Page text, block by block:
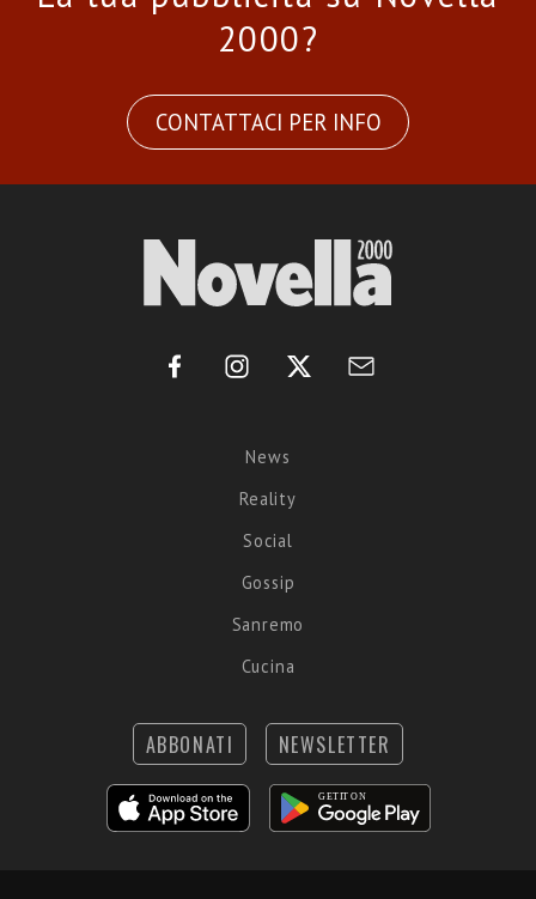
2000?
CONTATTACI PER INFO
News
Reality
Social
Gossip
Sanremo
Cucina
ABBONATI NEWSLETTER